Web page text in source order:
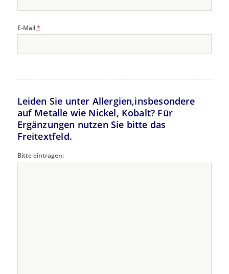
E-Mail*
Leiden Sie unter Allergien,insbesondere
auf Metalle wie Nickel, Kobalt? Für
Ergänzungen nutzen Sie bitte das
Freitextfeld.
Bitte eintragen: